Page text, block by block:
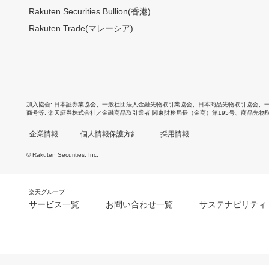
Rakuten Securities Bullion(香港)
Rakuten Trade(マレーシア)
加入協会 日本証券業協会 一般社団法人金融先物取引業協会 日本商品先物取引協会
商号等 楽天証券株式会社／金融商品取引業者 関東財務局長（金商）第195号、商品先物
企業情報 個人情報保護方針 採用情報
© Rakuten Securities, Inc.
楽天グループ
サービス一覧 お問い合わせ一覧 サステナビリティ